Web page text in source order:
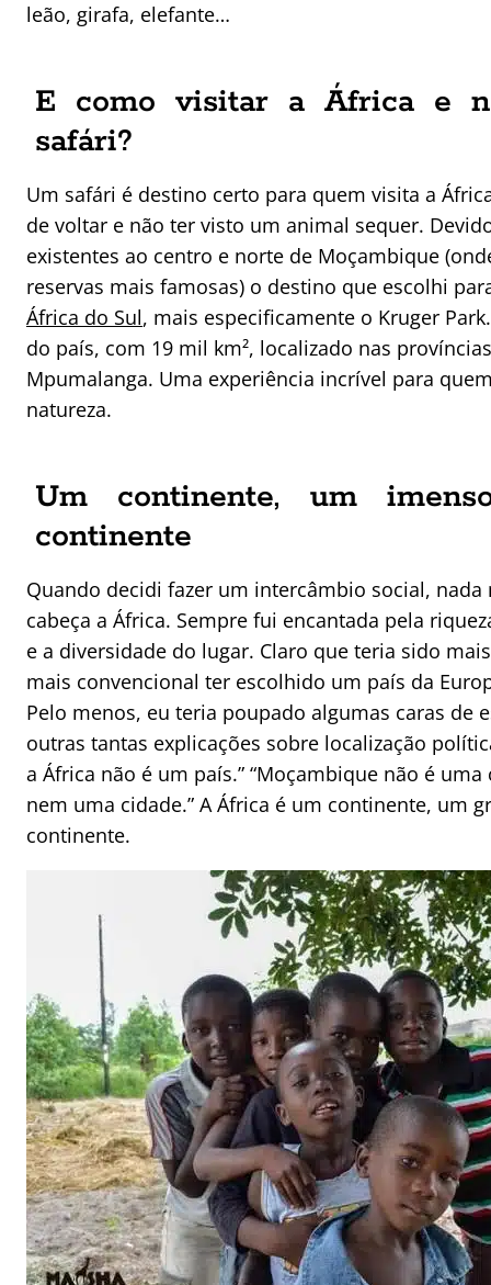
leão, girafa, elefante…
E como visitar a África e
safári?
Um safári é destino certo para quem visita a
de voltar e não ter visto um animal sequer.
existentes ao centro e norte de Moçambique
reservas mais famosas) o destino que escolhi
África do Sul, mais especificamente o Kruger
do país, com 19 mil km², localizado nas
Mpumalanga. Uma experiência incrível para
natureza.
Um continente, um
continente
Quando decidi fazer um intercâmbio social, nada
cabeça a África. Sempre fui encantada pela
e a diversidade do lugar. Claro que teria sido
mais convencional ter escolhido um país da
Pelo menos, eu teria poupado algumas caras de
outras tantas explicações sobre localização
a África não é um país.” “Moçambique não é
nem uma cidade.” A África é um continente, um
continente.